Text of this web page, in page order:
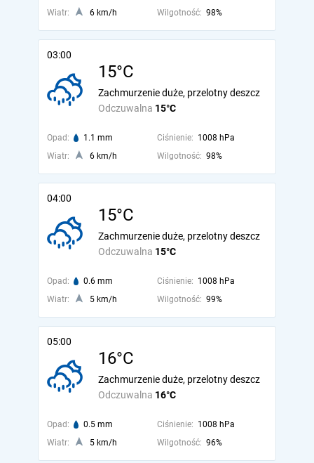
Wiatr:
6 km/h Wilgotność: 98%
03:00
15°C
Odczuwalna 15°C
Zachmurzenie duże, przelotny deszcz
Opad: 1.1 mm Ciśnienie: 1008 hPa
Wiatr:
6 km/h Wilgotność: 98%
04:00
15°C
Odczuwalna 15°C
Zachmurzenie duże, przelotny deszcz
Opad: 0.6 mm Ciśnienie: 1008 hPa
Wiatr:
5 km/h Wilgotność: 99%
05:00
16°C
Odczuwalna 16°C
Zachmurzenie duże, przelotny deszcz
Opad: 0.5 mm Ciśnienie: 1008 hPa
Wiatr:
5 km/h Wilgotność: 96%